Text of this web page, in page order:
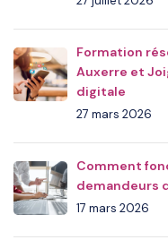
Formation
Auxerre et
digitale
27 mars 2026
Comment
demandeurs
17 mars 2026